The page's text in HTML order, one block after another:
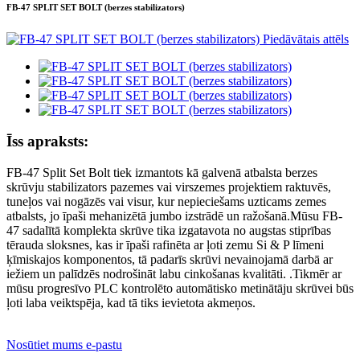
FB-47 SPLIT SET BOLT (berzes stabilizators)
Īss apraksts:
FB-47 Split Set Bolt tiek izmantots kā galvenā atbalsta berzes
skrūvju stabilizators pazemes vai virszemes projektiem raktuvēs,
tuneļos vai nogāzēs vai visur, kur nepieciešams uzticams zemes
atbalsts, jo īpaši mehanizētā jumbo izstrādē un ražošanā.Mūsu FB-
47 sadalītā komplekta skrūve tika izgatavota no augstas stiprības
tērauda sloksnes, kas ir īpaši rafinēta ar ļoti zemu Si & P līmeni
ķīmiskajos komponentos, tā padarīs skrūvi nevainojamā darbā ar
iežiem un palīdzēs nodrošināt labu cinkošanas kvalitāti. .Tikmēr ar
mūsu progresīvo PLC kontrolēto automātisko metinātāju skrūvei būs
ļoti laba veiktspēja, kad tā tiks ievietota akmeņos.
Nosūtiet mums e-pastu